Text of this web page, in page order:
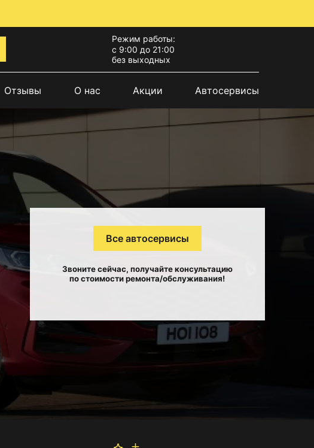
Режим работы:
с 9:00 до 21:00
без выходных
Отзывы О нас Акции Автосервисы
Все автосервисы
Звоните сейчас, получайте консультацию
по стоимости ремонта/обслуживания!